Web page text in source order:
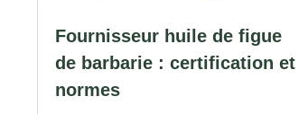
Fournisseur huile de figue
de barbarie : certification et
normes